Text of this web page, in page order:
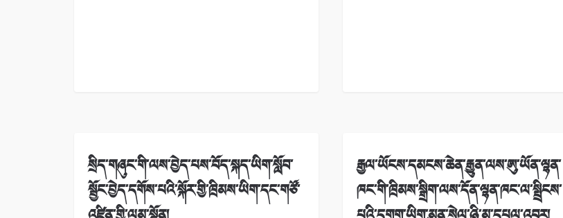
སྲིད་གཞུང་གི་ལས་བྱེད་པས་བོད་སྐད་ཡིག་སློབ་
སྦྱོང་བྱེད་དགོས་པའི་སྐོར་གྱི་ཁྲིམས་ཡིག་དང་གཙོ་
རྒྱལ་ཡོངས་དམངས་ཆེན་རྒྱུན་ལས་ཨུ་ཡོན་ལྷན་
ཁང་གི་ཁྲིམས་སྒྲིག་ལས་དོན་ལྷན་ཁང་ལ་སྤྲིངས་